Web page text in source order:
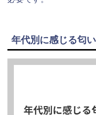
年代別に感じる匂